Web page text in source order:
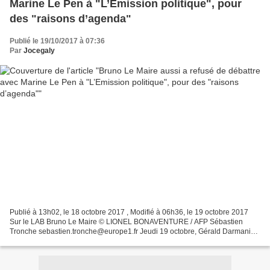
Marine Le Pen à "L’Emission politique", pour
des "raisons d’agenda"
Publié le 19/10/2017 à 07:36
Par Jocegaly
Publié à 13h02, le 18 octobre 2017 , Modifié à 06h36, le 19 octobre 2017
Sur le LAB Bruno Le Maire © LIONEL BONAVENTURE / AFP Sébastien
Tronche sebastien.tronche@europe1.fr Jeudi 19 octobre, Gérald Darmanin,